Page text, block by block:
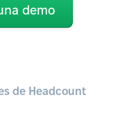
demo
de Headcount